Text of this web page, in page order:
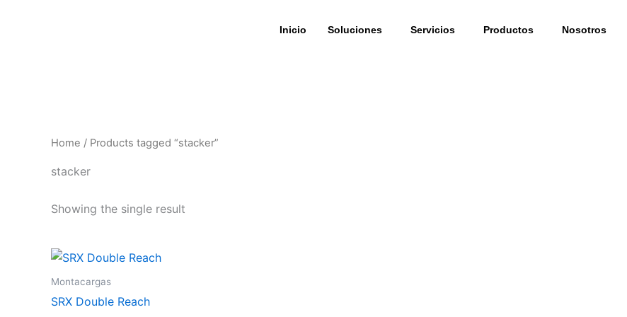
Inicio Soluciones Servicios Productos Nosotros
Home / Products tagged “stacker”
stacker
Showing the single result
Montacargas
SRX Double Reach